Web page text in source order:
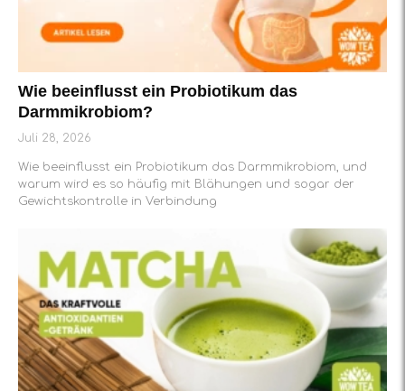
Wie beeinflusst ein Probiotikum das
Darmmikrobiom?
Juli 28, 2026
Wie beeinflusst ein Probiotikum das Darmmikrobiom, und
warum wird es so häufig mit Blähungen und sogar der
Gewichtskontrolle in Verbindung